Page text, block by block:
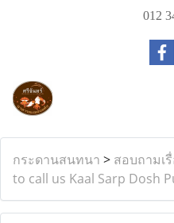
012
กระดานสนทนา > สอบถามเ
to call us Kaal Sarp Dosh